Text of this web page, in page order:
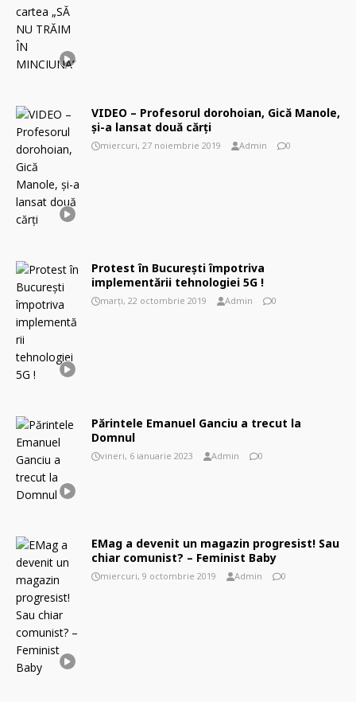
VIDEO – Profesorul dorohoian, Gică Manole,
şi-a lansat două cărţi
miercuri, 27 noiembrie 2019 Admin 0
Protest în București împotriva
implementării tehnologiei 5G !
marți, 22 octombrie 2019 Admin 0
Părintele Emanuel Ganciu a trecut la
Domnul
vineri, 6 ianuarie 2023 Admin 0
EMag a devenit un magazin progresist! Sau
chiar comunist? – Feminist Baby
miercuri, 9 octombrie 2019 Admin 0